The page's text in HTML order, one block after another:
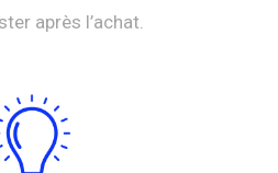
après l’achat.